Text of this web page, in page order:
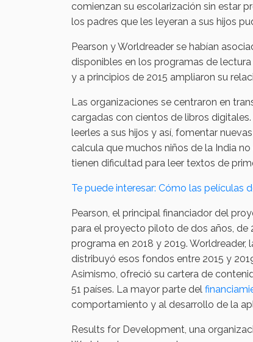
comienzan su escolarización sin estar
los padres que les leyeran a sus hijos
Pearson y Worldreader se habían
disponibles en los programas de
y a principios de 2015 ampliaron su
Las organizaciones se centraron en
cargadas con cientos de libros
leerles a sus hijos y así, fomentar
calcula que muchos niños de la India
tienen dificultad para leer textos de
Te puede interesar: Cómo las películas
Pearson, el principal financiador del
para el proyecto piloto de dos años, de
programa en 2018 y 2019.
distribuyó esos fondos entre 2015 y
Asimismo, ofreció su cartera de
51 países. La mayor parte del
comportamiento y al desarrollo de la
Results for Development, una